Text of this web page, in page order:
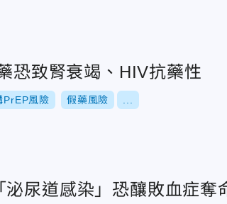
恐致腎衰竭、HIV抗藥性
PrEP風險 假藥風險
尿道感染」恐釀敗血症奪